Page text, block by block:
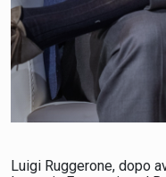
Luigi Ruggerone, dopo